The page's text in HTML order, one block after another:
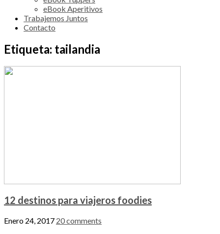
eBook Aperitivos
Trabajemos Juntos
Contacto
Etiqueta: tailandia
12 destinos para viajeros foodies
Enero 24, 2017 20 comments